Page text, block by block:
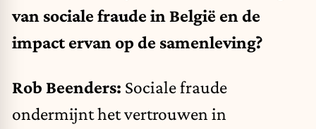
van sociale fraude in België en de
impact ervan op de samenleving?
Rob Beenders: Sociale fraude
ondermijnt het vertrouwen in